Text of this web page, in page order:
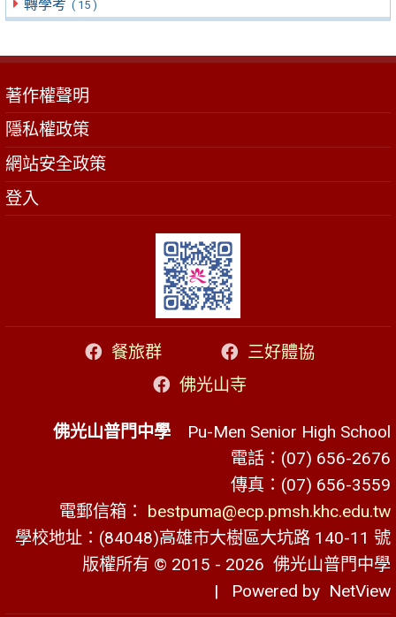
轉學考 ( 15 )
著作權聲明
隱私權政策
網站安全政策
登入
餐旅群
三好體協
佛光山寺
佛光山普門中學 Pu-Men Senior High School
電話：(07) 656-2676
傳真：(07) 656-3559
電郵信箱： bestpuma@ecp.pmsh.khc.edu.tw
學校地址：(84048)高雄市大樹區大坑路 140-11 號
版權所有 © 2015 - 2026 佛光山普門中學
| Powered by NetView